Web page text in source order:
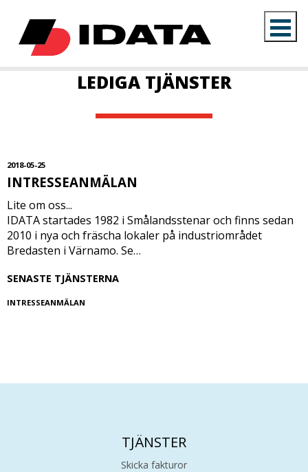
LEDIGA TJÄNSTER
2018-05-25
INTRESSEANMÄLAN
Lite om oss...
IDATA startades 1982 i Smålandsstenar och finns sedan
2010 i nya och fräscha lokaler på industriområdet
Bredasten i Värnamo. Se…
SENASTE TJÄNSTERNA
INTRESSEANMÄLAN
TJÄNSTER
Skicka fakturor